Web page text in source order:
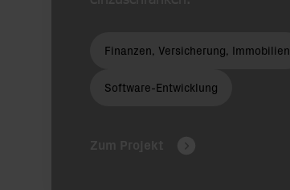
Finanzen, Versicherung, Immobilien
Software-Entwicklung